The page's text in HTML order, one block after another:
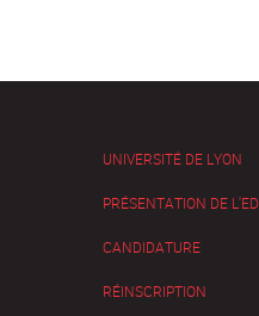
UNIVERSITÉ DE LYON
PRÉSENTATION DE L'ED
CANDIDATURE
RÉINSCRIPTION